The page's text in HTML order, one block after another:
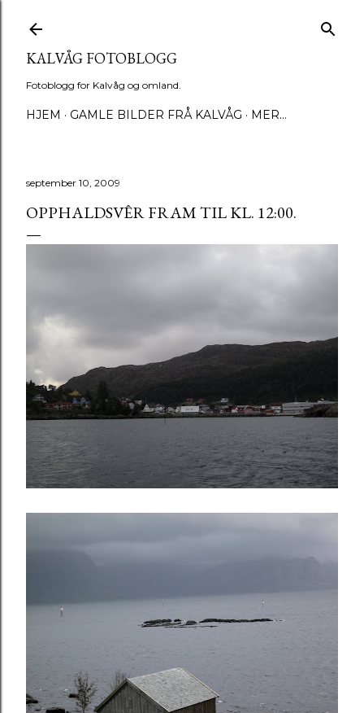
KALVÅG FOTOBLOGG
Fotoblogg for Kalvåg og omland.
HJEM GAMLE BILDER FRÅ KALVÅG MER…
september 10, 2009
OPPHALDSVÊR FRAM TIL KL. 12:00.